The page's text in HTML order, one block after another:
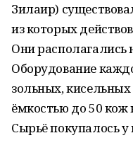
Зилаир)
из которых
Они располагались
Оборудование
зольных,
ёмкостью до 50 кож
Сырьё покупалось у